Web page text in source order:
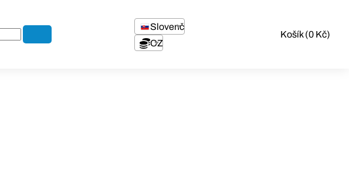
Slovenčina
CZK
Košík (0 Kč)